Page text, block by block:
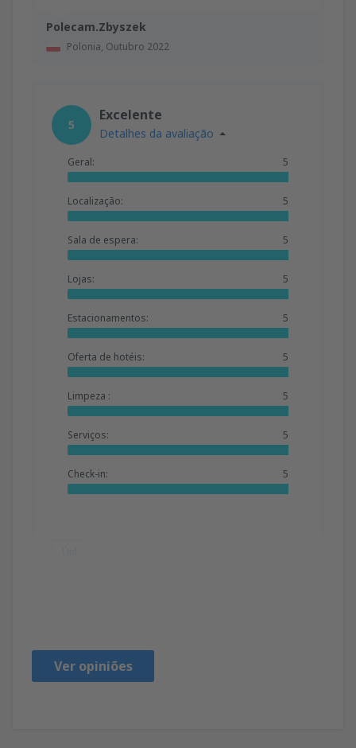
Polecam.Zbyszek
Polonia, Outubro 2022
5
Excelente
Detalhes da avaliação
Geral: 5
Localização: 5
Sala de espera: 5
Lojas: 5
Estacionamentos: 5
Oferta de hotéis: 5
Limpeza : 5
Serviços: 5
Check-in: 5
Ver opiniões